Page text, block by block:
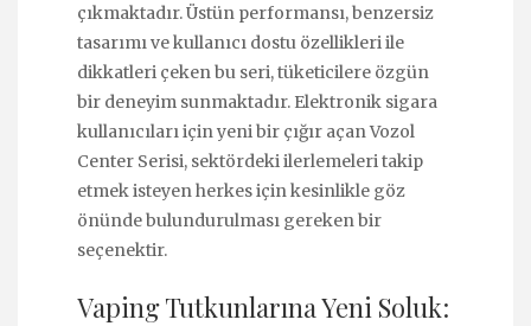
çıkmaktadır. Üstün performansı, benzersiz
tasarımı ve kullanıcı dostu özellikleri ile
dikkatleri çeken bu seri, tüketicilere özgün
bir deneyim sunmaktadır. Elektronik sigara
kullanıcıları için yeni bir çığır açan Vozol
Center Serisi, sektördeki ilerlemeleri takip
etmek isteyen herkes için kesinlikle göz
önünde bulundurulması gereken bir
seçenektir.
Vaping Tutkunlarına Yeni Soluk: